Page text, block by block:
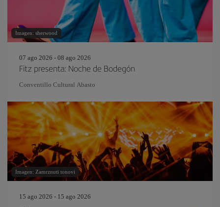
Imagen: sherwood
07 ago 2026 - 08 ago 2026
Fitz presenta: Noche de Bodegón
Conventillo Cultural Abasto
Imagen: Zamrznuti tonovi
15 ago 2026 - 15 ago 2026